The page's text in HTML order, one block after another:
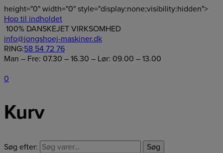
height="0" width="0" style="display:none;visibility:hidden">
Hop til indholdet
100% DANSKEJET VIRKSOMHED
info@jongshoej-maskiner.dk
RING:58 54 72 76
Man – Fre: 07.30 – 16.30 – Lør: 09.00 – 13.00
0
Kurv
Søg efter:
Søg